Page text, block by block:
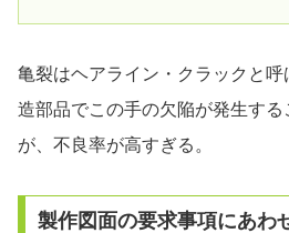
亀裂はヘアライン・クラックと
造部品でこの手の欠陥が発生す
が、不良率が高すぎる。
製作図面の要求事項にあわ